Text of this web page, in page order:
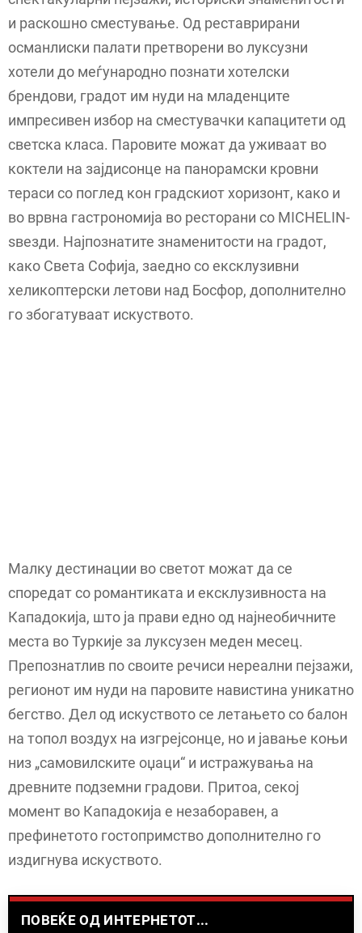
и раскошно сместување. Од реставрирани
османлиски палати претворени во луксузни
хотели до меѓународно познати хотелски
брендови, градот им нуди на младенците
импресивен избор на сместувачки капацитети од
светска класа. Паровите можат да уживаат во
коктели на зајдисонце на панорамски кровни
тераси со поглед кон градскиот хоризонт, како и
во врвна гастрономија во ресторани со MICHELIN-
ѕвезди. Најпознатите знаменитости на градот,
како Света Софија, заедно со ексклузивни
хеликоптерски летови над Босфор, дополнително
го збогатуваат искуството.
Малку дестинации во светот можат да се
споредат со романтиката и ексклузивноста на
Кападокија, што ја прави едно од најнеобичните
места во Туркије за луксузен меден месец.
Препознатлив по своите речиси нереални пејзажи,
регионот им нуди на паровите навистина уникатно
бегство. Дел од искуството се летањето со балон
на топол воздух на изгрејсонце, но и јавање коњи
низ „самовилските оџаци“ и истражувања на
древните подземни градови. Притоа, секој
момент во Кападокија е незаборавен, а
префинетото гостопримство дополнително го
издигнува искуството.
ПОВЕЌЕ ОД ИНТЕРНЕТОТ...